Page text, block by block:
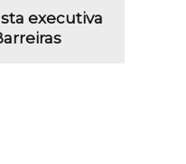
executiva